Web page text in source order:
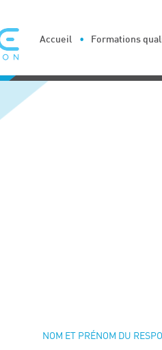
Accueil Formations
NOM ET PRÉNOM DU